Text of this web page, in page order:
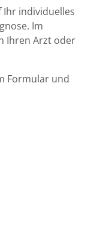
Ihr individuelles
Im
Ihren Arzt oder
Formular und